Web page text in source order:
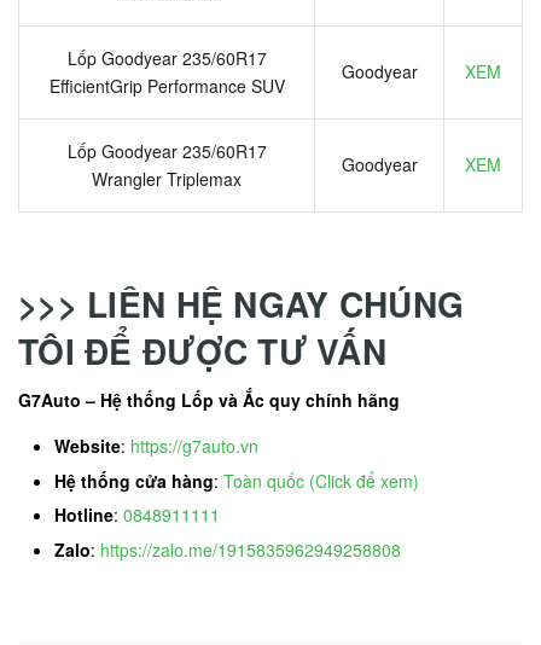
Lốp Goodyear 235/60R17
EfficientGrip Performance SUV
Goodyear XEM
Lốp Goodyear 235/60R17
Wrangler Triplemax
Goodyear XEM
>>> LIÊN HỆ NGAY CHÚNG
TÔI ĐỂ ĐƯỢC TƯ VẤN
G7Auto – Hệ thống Lốp và Ắc quy chính hãng
Website: https://g7auto.vn
Hệ thống cửa hàng: Toàn quốc (Click để xem)
Hotline: 0848911111
Zalo: https://zalo.me/1915835962949258808